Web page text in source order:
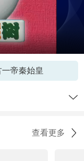
帝秦始皇
查看更多